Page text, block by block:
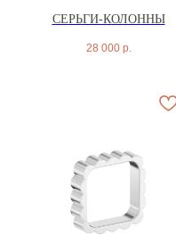
СЕРЬГИ-КОЛОННЫ
28 000 р.